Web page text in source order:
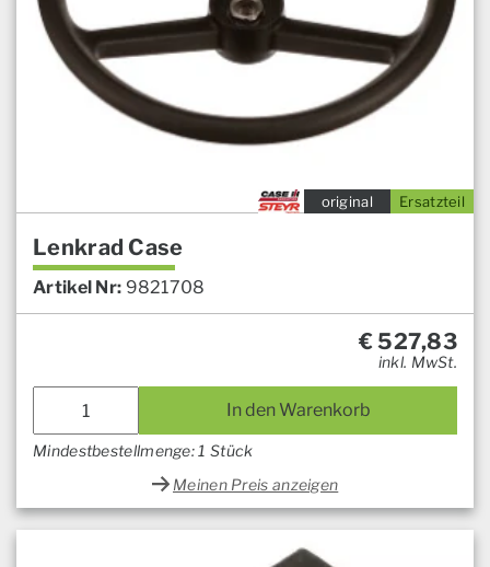
Ersatzteil
original
Lenkrad Case
Artikel Nr: 9821708
€527,83
inkl. MwSt.
In den Warenkorb
Mindestbestellmenge: 1 Stück
Meinen Preis anzeigen